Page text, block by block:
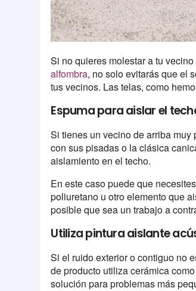
Si no quieres molestar a tu
alfombra, no solo evitarás que el
tus vecinos. Las telas, como
Espuma para aislar el
Si tienes un vecino de arriba
con sus pisadas o la clásica
aislamiento en el techo.
En este caso puede que
poliuretano u otro elemento que
posible que sea un trabajo a
Utiliza pintura aislante
Si el ruido exterior o contiguo no
de producto utiliza cerámica
solución para problemas más